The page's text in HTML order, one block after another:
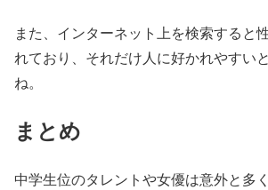
また、インターネット上を検索すると
れており、それだけ人に好かれやすい
ね。
まとめ
中学生位のタレントや女優は意外と多